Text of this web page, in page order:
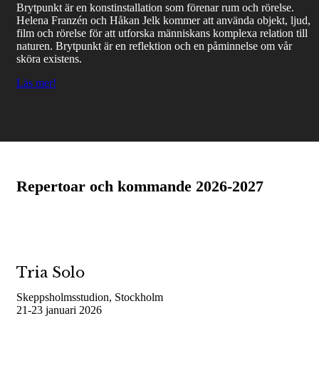
Brytpunkt är en konstinstallation som förenar rum och rörelse.
Helena Franzén och Håkan Jelk kommer att använda objekt, ljud,
film och rörelse för att utforska människans komplexa relation till
naturen. Brytpunkt är en reflektion och en påminnelse om vår
sköra existens.
Läs mer!
Repertoar och kommande 2026-2027
Tria Solo
Skeppsholmsstudion, Stockholm
21-23 januari 2026